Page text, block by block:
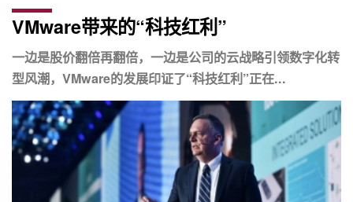
VMware带来的“科技红利”
一边是股价翻倍再翻倍，一边是公司的云战略引领数字化转
型风潮，VMware的发展印证了“科技红利”正在...